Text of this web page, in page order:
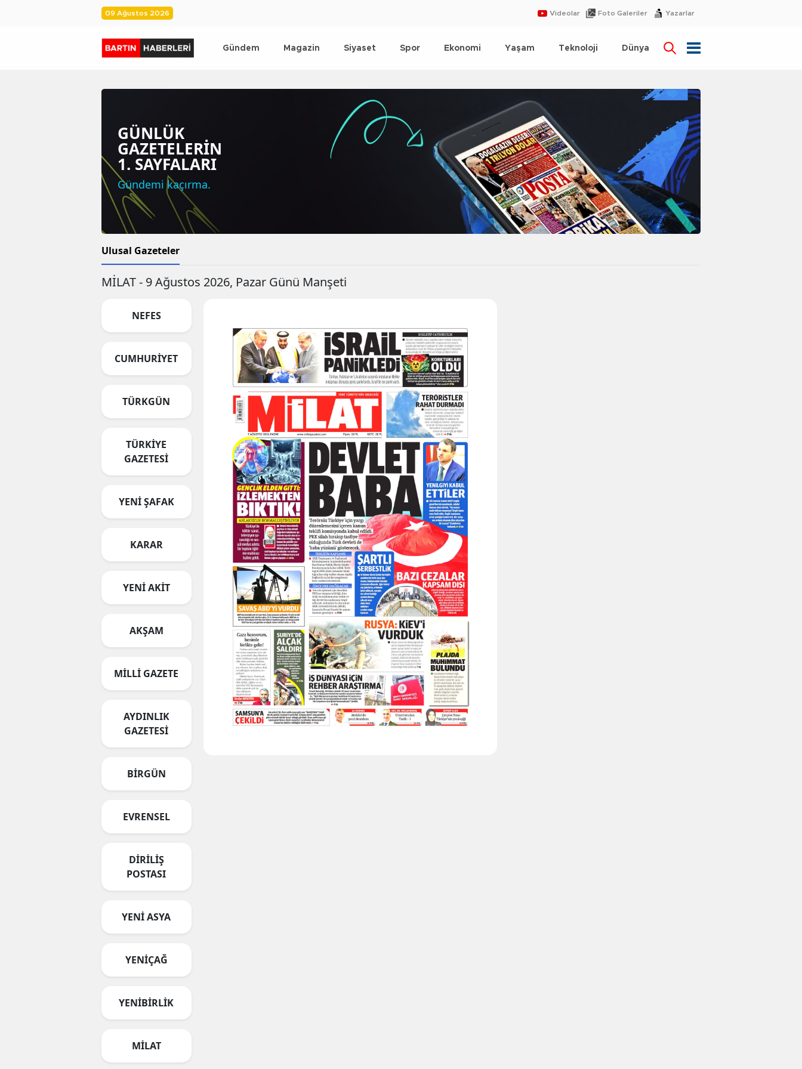
09 Ağustos 2026 Videolar Foto Galeriler Yazarlar
Gündem Magazin Siyaset Spor Ekonomi Yaşam Teknoloji Dünya
GÜNLÜK
GAZETELERİN
1. SAYFALARI
Gündemi kaçırma.
Ulusal Gazeteler
MİLAT - 9 Ağustos 2026, Pazar Günü Manşeti
NEFES
CUMHURİYET
TÜRKGÜN
TÜRKİYE
GAZETESİ
YENİ ŞAFAK
KARAR
YENİ AKİT
AKŞAM
MİLLİ GAZETE
AYDINLIK
GAZETESİ
BİRGÜN
EVRENSEL
DİRİLİŞ
POSTASI
YENİ ASYA
YENİÇAĞ
YENİBİRLİK
MİLAT